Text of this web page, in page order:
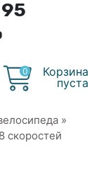
0
Корзина
пуста
»
скоростей